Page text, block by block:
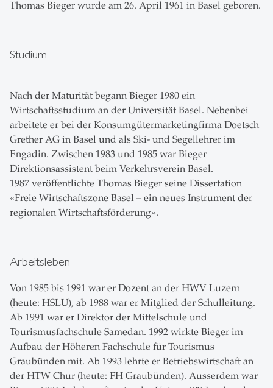
Thomas Bieger wurde am 26. April 1961 in Basel geboren.
Studium
Nach der Maturität begann Bieger 1980 ein
Wirtschaftsstudium an der Universität Basel. Nebenbei
arbeitete er bei der Konsumgütermarketingfirma Doetsch
Grether AG in Basel und als Ski- und Segellehrer im
Engadin. Zwischen 1983 und 1985 war Bieger
Direktionsassistent beim Verkehrsverein Basel.
1987 veröffentlichte Thomas Bieger seine Dissertation
«Freie Wirtschaftszone Basel – ein neues Instrument der
regionalen Wirtschaftsförderung».
Arbeitsleben
Von 1985 bis 1991 war er Dozent an der HWV Luzern
(heute: HSLU), ab 1988 war er Mitglied der Schulleitung.
Ab 1991 war er Direktor der Mittelschule und
Tourismusfachschule Samedan. 1992 wirkte Bieger im
Aufbau der Höheren Fachschule für Tourismus
Graubünden mit. Ab 1993 lehrte er Betriebswirtschaft an
der HTW Chur (heute: FH Graubünden). Ausserdem war